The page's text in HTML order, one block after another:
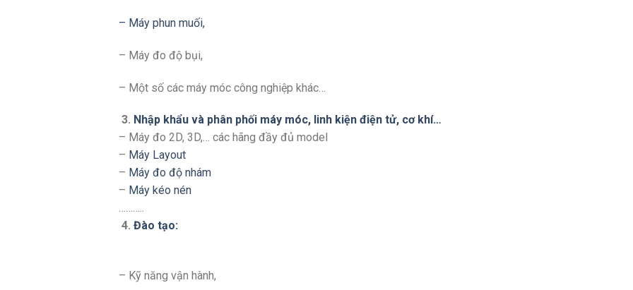
– Máy phun muối,
– Máy đo độ bụi,
– Một số các máy móc công nghiệp khác…
3. Nhập khẩu và phân phối máy móc, linh kiện điện tử, cơ khí…
– Máy đo 2D, 3D,… các hãng đầy đủ model
– Máy Layout
– Máy đo độ nhám
– Máy kéo nén
………..
4. Đào tạo:
– Kỹ năng vận hành,